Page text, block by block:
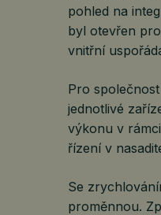
pohled na
byl otevřen
vnitřní
Pro
jednotlivé
výkonu v
řízení v
Se
proměnnou.